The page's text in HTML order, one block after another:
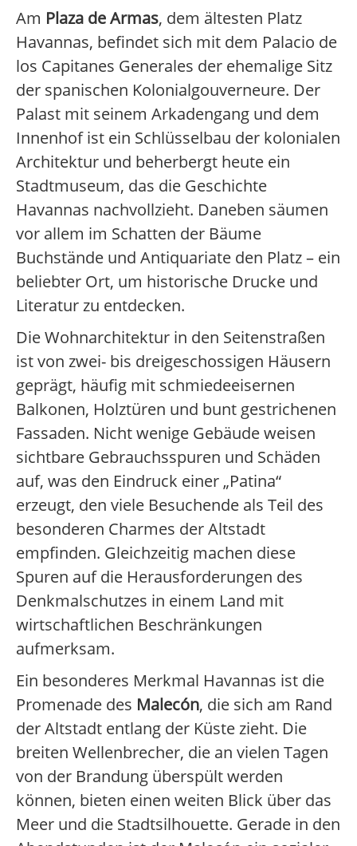
Am Plaza de Armas, dem ältesten Platz
Havannas, befindet sich mit dem Palacio de
los Capitanes Generales der ehemalige Sitz
der spanischen Kolonialgouverneure. Der
Palast mit seinem Arkadengang und dem
Innenhof ist ein Schlüsselbau der kolonialen
Architektur und beherbergt heute ein
Stadtmuseum, das die Geschichte
Havannas nachvollzieht. Daneben säumen
vor allem im Schatten der Bäume
Buchstände und Antiquariate den Platz – ein
beliebter Ort, um historische Drucke und
Literatur zu entdecken.
Die Wohnarchitektur in den Seitenstraßen
ist von zwei- bis dreigeschossigen Häusern
geprägt, häufig mit schmiedeeisernen
Balkonen, Holztüren und bunt gestrichenen
Fassaden. Nicht wenige Gebäude weisen
sichtbare Gebrauchsspuren und Schäden
auf, was den Eindruck einer „Patina“
erzeugt, den viele Besuchende als Teil des
besonderen Charmes der Altstadt
empfinden. Gleichzeitig machen diese
Spuren auf die Herausforderungen des
Denkmalschutzes in einem Land mit
wirtschaftlichen Beschränkungen
aufmerksam.
Ein besonderes Merkmal Havannas ist die
Promenade des Malecón, die sich am Rand
der Altstadt entlang der Küste zieht. Die
breiten Wellenbrecher, die an vielen Tagen
von der Brandung überspült werden
können, bieten einen weiten Blick über das
Meer und die Stadtsilhouette. Gerade in den